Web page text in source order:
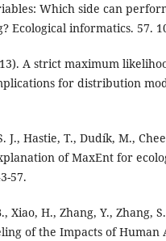
Which side can
Ecological informatics. 57.
A strict maximum
for distribution
J., Hastie, T., Dudík, M.,
of MaxEnt for
57.
Xiao, H., Zhang, Y., Zhang,
of the Impacts of Human